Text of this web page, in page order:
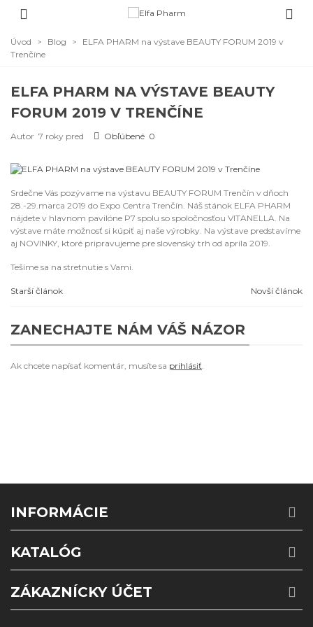
Úvod > Blog >
ELFA PHARM na výstave BEAUTY FORUM 2019 v
Trenčíne
ELFA PHARM NA VÝSTAVE BEAUTY
FORUM 2019 V TRENČÍNE
Autor 7 roky pred Obľúbené 0
Srdečne Vás pozývame na výstavu BEAUTY FORUM Trenčín v dňoch
28.-29.marca 2019 do Expo Centra Trenčín. Náš stánok ELFA PHARM
nájdete v hlavnom pavilóne P7 spolu so spoločnosťou VITANELLA. Na
výstave máte možnosť si kúpiť aj naše výrobky. Na výstave predstavíme
aj NOVINKY, ktoré pripravujeme pre slovenský trh od apríla 2019.
Tešíme sa na stretnutie s Vami.
Starší článok Novší článok
ZANECHAJTE NÁM VÁŠ NÁZOR
Ak chcete napísať komentár, musíte sa prihlásiť
INFORMÁCIE
KATALÓG
ZÁKAZNÍCKY ÚČET